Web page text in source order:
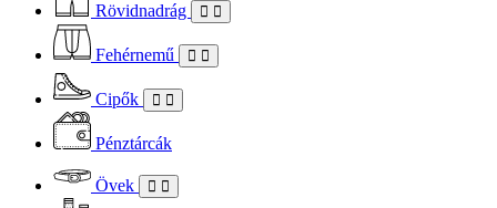
Rövidnadrág
Fehérnemű
Cipők
Pénztárcák
Övek